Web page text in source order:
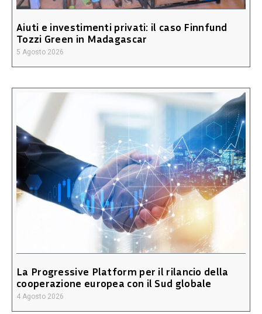
Aiuti e investimenti privati: il caso Finnfund
Tozzi Green in Madagascar
5 Agosto 2026
La Progressive Platform per il rilancio della
cooperazione europea con il Sud globale
4 Agosto 2026